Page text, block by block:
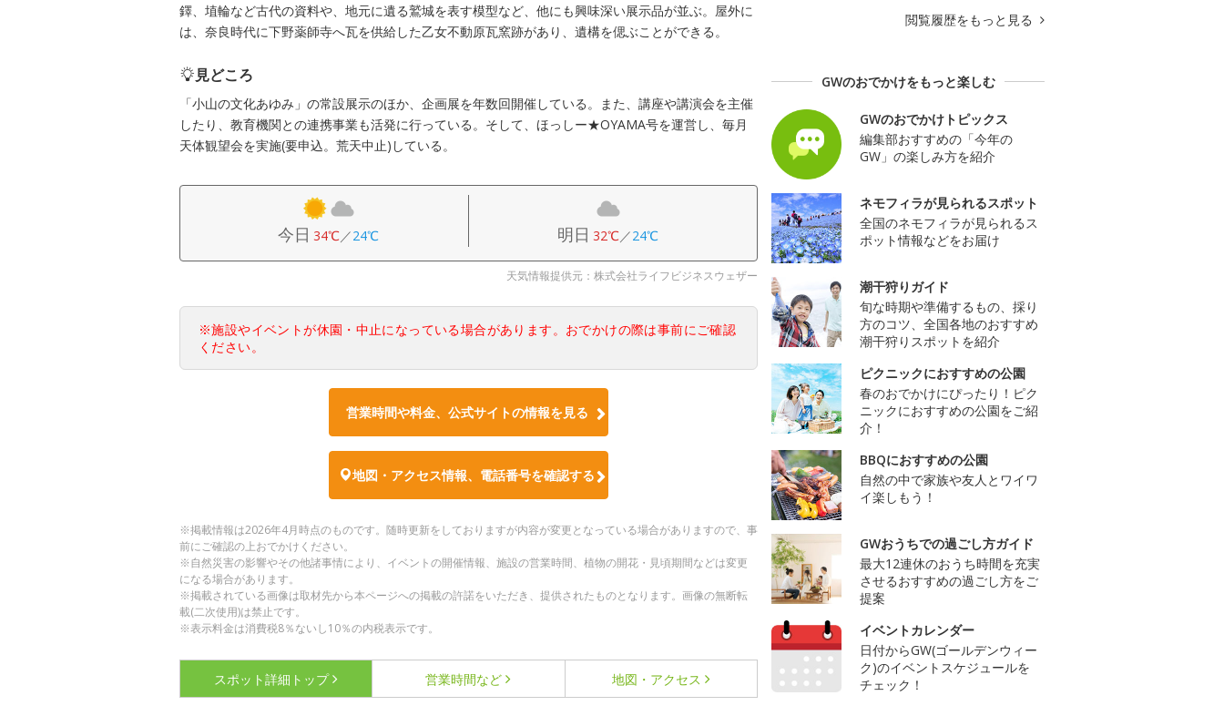
鐸、埴輪など古代の資料や、地元に遺る鷲城を表す模型など、他にも興味深い展示品が並ぶ。屋外に
は、奈良時代に下野薬師寺へ瓦を供給した乙女不動原瓦窯跡があり、遺構を偲ぶことができる。
見どころ
「小山の文化あゆみ」の常設展示のほか、企画展を年数回開催している。また、講座や講演会を主催
したり、教育機関との連携事業も活発に行っている。そして、ほっしー★OYAMA号を運営し、毎月
天体観望会を実施(要申込。荒天中止)している。
今日 34℃／24℃ 明日 32℃／24℃
天気情報提供元：株式会社ライフビジネスウェザー
※施設やイベントが休園・中止になっている場合があります。おでかけの際は事前にご確認
ください。
営業時間や料金、公式サイトの情報を見る
地図・アクセス情報、電話番号を確認する
※掲載情報は2026年4月時点のものです。随時更新をしておりますが内容が変更となっている場合がありますので、事
前にご確認の上おでかけください。
※自然災害の影響やその他諸事情により、イベントの開催情報、施設の営業時間、植物の開花・見頃期間などは変更
になる場合があります。
※掲載されている画像は取材先から本ページへの掲載の許諾をいただき、提供されたものとなります。画像の無断転
載(二次使用)は禁止です。
※表示料金は消費税8％ないし10％の内税表示です。
スポット詳細 トップ 営業時間など 地図・アクセス
閲覧履歴をもっと見る
GWのおでかけをもっと楽しむ
GWのおでかけトピックス
編集部おすすめの「今年の
GW」の楽しみ方を紹介
ネモフィラが見られるスポット
全国のネモフィラが見られるス
ポット情報などをお届け
潮干狩りガイド
旬な時期や準備するもの、採り
方のコツ、全国各地のおすすめ
潮干狩りスポットを紹介
ピクニックにおすすめの公園
春のおでかけにぴったり！ピク
ニックにおすすめの公園をご紹
介！
BBQにおすすめの公園
自然の中で家族や友人とワイワ
イ楽しもう！
GWおうちでの過ごし方ガイド
最大12連休のおうち時間を充実
させるおすすめの過ごし方をご
提案
イベントカレンダー
日付からGW(ゴールデンウィー
ク)のイベントスケジュールを
チェック！